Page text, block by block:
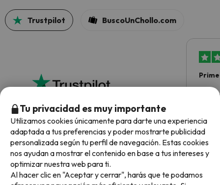
Trustpilot BuscoUnChollo.com
4.7 sobre 5 basado en 5554 valoraciones
cómo
Julia
Tu privacidad es muy importante
Utilizamos cookies únicamente para darte una experiencia
adaptada a tus preferencias y poder mostrarte publicidad
personalizada según tu perfil de navegación. Estas cookies
nos ayudan a mostrar el contenido en base a tus intereses y
optimizar nuestra web para ti.
Al hacer clic en "Aceptar y cerrar", harás que te podamos